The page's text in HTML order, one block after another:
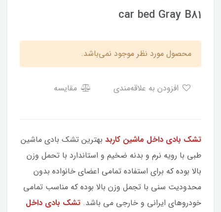
car bed Gray B81
محصول مورد نظر موجود نمی‌باشد.
مقایسه
تشک بادی داخل ماشین کاربد بهترین تشک بادی ماشین
طبی با رویه نرم و بدنه ضخیم و استاندارد با تحمل وزن
بالا بوده که برای استفاده تمامی اعضای خانواده بدون
محدودیت سنی با تجمل وزن بالا بوده که مناسب تمامی
خودروهای ایرانی و خارجی می باشد. تشک بادی داخل